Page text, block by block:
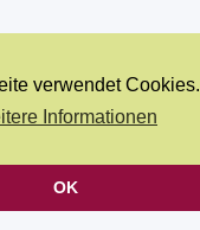
verwendet Cookies.
Informationen
OK